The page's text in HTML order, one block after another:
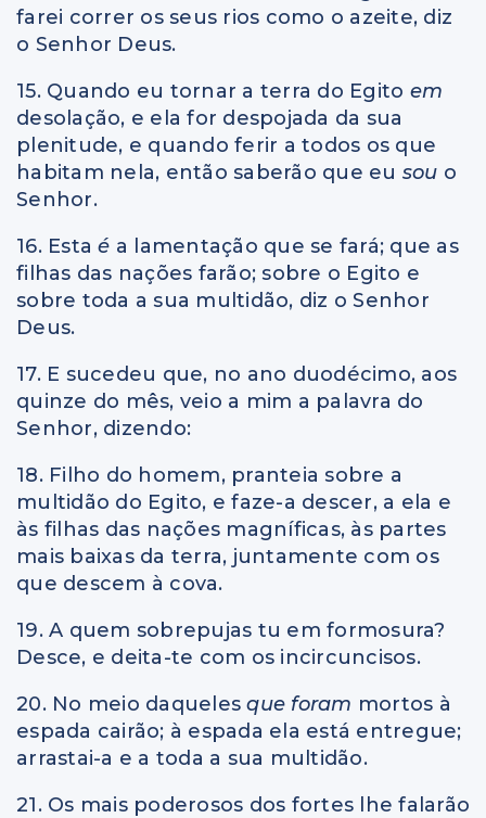
farei correr os seus rios como o azeite, diz
o Senhor Deus.
15. Quando eu tornar a terra do Egito em
desolação, e ela for despojada da sua
plenitude, e quando ferir a todos os que
habitam nela, então saberão que eu sou o
Senhor.
16. Estaé a lamentação que se fará; que as
filhas das nações farão; sobre o Egito e
sobre toda a sua multidão, diz o Senhor
Deus.
17. E sucedeu que, no ano duodécimo, aos
quinze do mês, veio a mim a palavra do
Senhor, dizendo:
18. Filho do homem, pranteia sobre a
multidão do Egito, e faze-a descer, a ela e
às filhas das nações magníficas, às partes
mais baixas da terra, juntamente com os
que descem à cova.
19. A quem sobrepujas tu em formosura?
Desce, e deita-te com os incircuncisos.
20. No meio daquelesque foram mortos à
espada cairão; à espada ela está entregue;
arrastai-a e a toda a sua multidão.
21. Os mais poderosos dos fortes lhe falarão